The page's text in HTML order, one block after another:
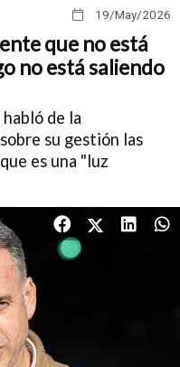
19/May/2026
que no está
no está saliendo
de la
su gestión las
es una "luz